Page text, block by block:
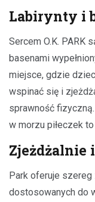
Labirynty i
Sercem O.K. PARK
basenami
miejsce, gdzie
wspinać się i
sprawność
w morzu piłeczek
Zjeżdżalnie
Park oferuje szereg
dostosowanych do